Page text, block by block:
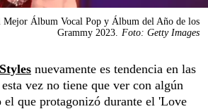
Mejor Álbum Vocal Pop y Álbum del Año de los
Grammy 2023.
Foto: Getty Images
nuevamente es tendencia en las
vez no tiene que ver con algún
el que protagonizó durante el 'Love